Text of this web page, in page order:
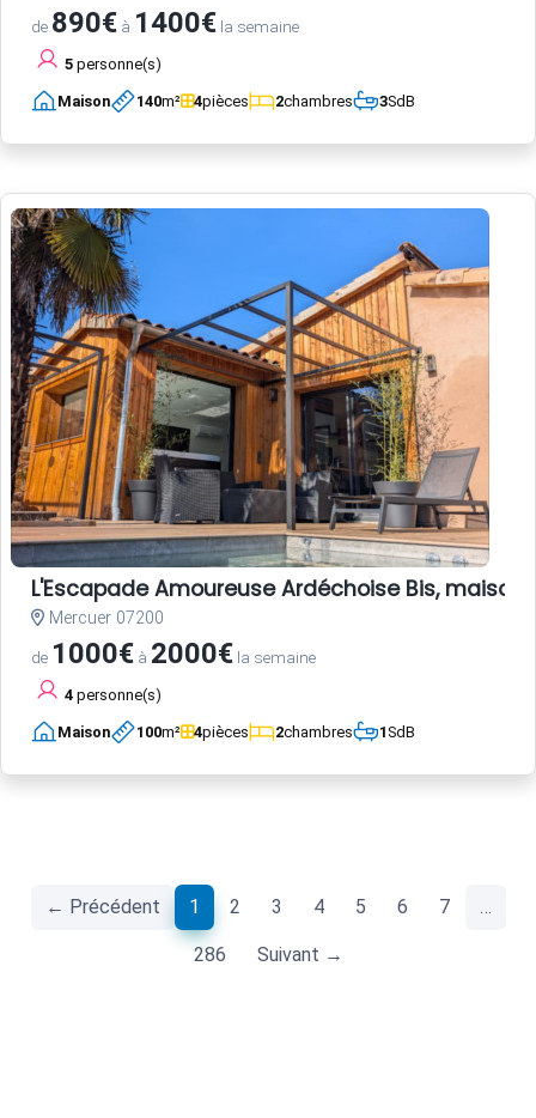
de 890€ à 1400€ la semaine
5 personne(s)
Maison 140m² 4pièces 2chambres 3SdB
L'Escapade Amoureuse Ardéchoise Bis,
Mercuer 07200
de 1000€ à 2000€ la semaine
4 personne(s)
Maison 100m² 4pièces 2chambres 1SdB
← Précédent 1 (current)
2 3 4 5 6 7 …
286 Suivant →